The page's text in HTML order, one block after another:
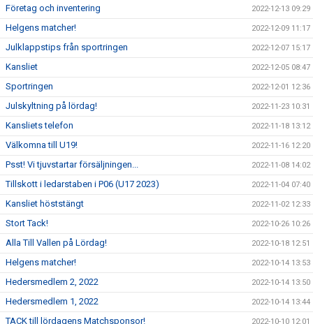
Företag och inventering 2022-12-13 09:29
Helgens matcher! 2022-12-09 11:17
Julklappstips från sportringen 2022-12-07 15:17
Kansliet 2022-12-05 08:47
Sportringen 2022-12-01 12:36
Julskyltning på lördag! 2022-11-23 10:31
Kansliets telefon 2022-11-18 13:12
Välkomna till U19! 2022-11-16 12:20
Psst! Vi tjuvstartar försäljningen... 2022-11-08 14:02
Tillskott i ledarstaben i P06 (U17 2023) 2022-11-04 07:40
Kansliet höststängt 2022-11-02 12:33
Stort Tack! 2022-10-26 10:26
Alla Till Vallen på Lördag! 2022-10-18 12:51
Helgens matcher! 2022-10-14 13:53
Hedersmedlem 2, 2022 2022-10-14 13:50
Hedersmedlem 1, 2022 2022-10-14 13:44
TACK till lördagens Matchsponsor! 2022-10-10 12:01